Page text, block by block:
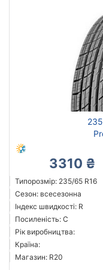
3310 ₴
Типорозмір: 235/65 R16
Сезон: всесезонна
Індекс швидкості: R
Посиленість: C
Рік виробництва:
Країна:
Магазин: R20